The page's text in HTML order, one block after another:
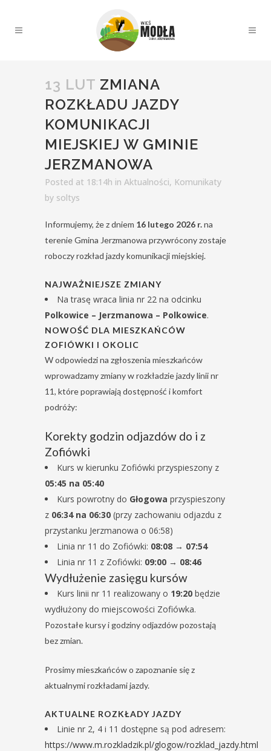
13 LUT ZMIANA
ROZKŁADU JAZDY
KOMUNIKACJI
MIEJSKIEJ W GMINIE
JERZMANOWA
Posted at 18:14h in Aktualności, Komunikaty
by soltys
Informujemy, że z dniem 16 lutego 2026 r.na
terenie Gmina Jerzmanowa przywrócony zostaje
roboczy rozkład jazdy komunikacji miejskiej.
NAJWAŻNIEJSZE ZMIANY
Na trasę wraca linia nr 22 na odcinku
Polkowice – Jerzmanowa – Polkowice.
NOWOŚĆ DLA MIESZKAŃCÓW
ZOFIÓWKI I OKOLIC
W odpowiedzi na zgłoszenia mieszkańców
wprowadzamy zmiany w rozkładzie jazdy linii nr
11, które poprawiają dostępność i komfort
podróży:
Korekty godzin odjazdów do i z
Zofiówki
Kurs w kierunku Zofiówki przyspieszony z
05:45 na 05:40
Kurs powrotny do Głogowa przyspieszony
z 06:34 na 06:30 (przy zachowaniu odjazdu z
przystanku Jerzmanowa o 06:58)
Linia nr 11 do Zofiówki: 08:08 → 07:54
Linia nr 11 z Zofiówki: 09:00 → 08:46
Wydłużenie zasięgu kursów
Kurs linii nr 11 realizowany o 19:20 będzie
wydłużony do miejscowości Zofiówka.
Pozostałe kursy i godziny odjazdów pozostają
bez zmian.
Prosimy mieszkańców o zapoznanie się z
aktualnymi rozkładami jazdy.
AKTUALNE ROZKŁADY JAZDY
Linie nr 2, 4 i 11 dostępne są pod adresem:
https://www.m.rozkladzik.pl/glogow/rozklad_jazdy.html